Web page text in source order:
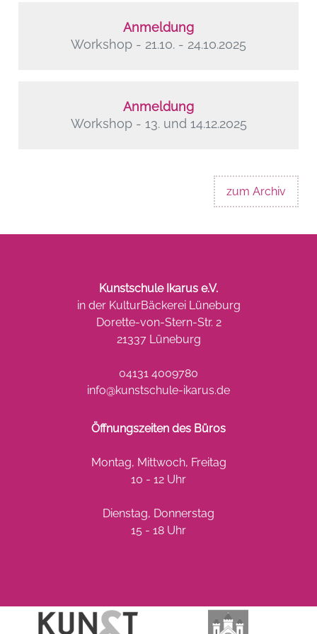
Anmeldung
Workshop - 21.10. - 24.10.2025
Anmeldung
Workshop - 13. und 14.12.2025
zum Archiv
Kunstschule Ikarus e.V.
in der KulturBäckerei Lüneburg
Dorette-von-Stern-Str. 2
21337 Lüneburg
04131 4009780
info@kunstschule-ikarus.de
Öffnungszeiten des Büros
Montag, Mittwoch, Freitag
10 - 12 Uhr
Dienstag, Donnerstag
15 - 18 Uhr